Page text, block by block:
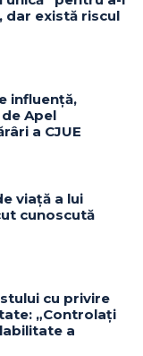
dar există riscul
influență,
Apel
a CJUE
viață a lui
cunoscută
cu privire
„Controlați
a